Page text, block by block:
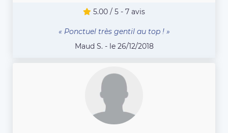
5.00 / 5 - 7 avis
« Ponctuel très gentil au top ! »
Maud S. - le 26/12/2018